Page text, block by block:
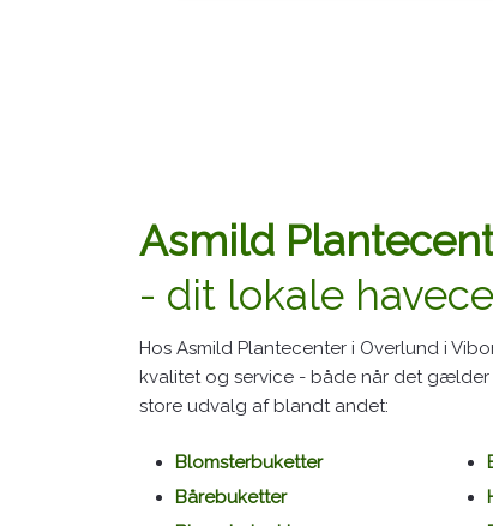
​Asmild
​- dit lokale
​Hos Asmild Plantecenter i Overlund i
kvalitet og service - både når det
store udvalg af blandt andet:​
Blomsterbuketter
Bårebuketter